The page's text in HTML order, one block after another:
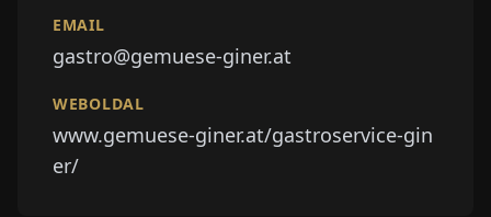
EMAIL
gastro@gemuese-giner.at
WEBOLDAL
www.gemuese-giner.at/gastroservice-gin
er/